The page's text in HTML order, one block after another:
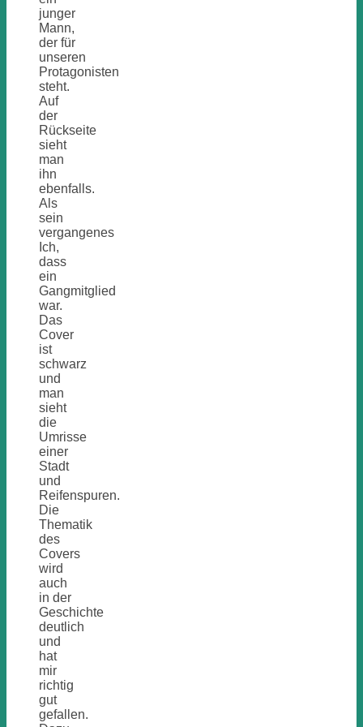
junger
Mann,
der für
unseren
Protagonisten
steht.
Auf
der
Rückseite
sieht
man
ihn
ebenfalls.
Als
sein
vergangenes
Ich,
dass
ein
Gangmitglied
war.
Das
Cover
ist
schwarz
und
man
sieht
die
Umrisse
einer
Stadt
und
Reifenspuren.
Die
Thematik
des
Covers
wird
auch
in der
Geschichte
deutlich
und
hat
mir
richtig
gut
gefallen.